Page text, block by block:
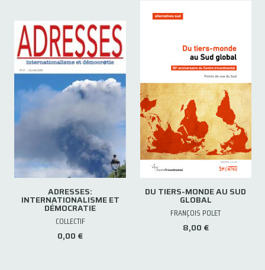
ADRESSES:
INTERNATIONALISME ET
DÉMOCRATIE
COLLECTIF
0,00 €
DU TIERS-MONDE AU SUD
GLOBAL
FRANÇOIS POLET
8,00 €